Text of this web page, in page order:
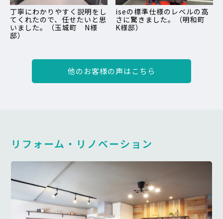
丁寧にわかりやすく説明をし
てくれたので、任せたいと思
いました。（玉城町 N様
邸）
iseの標準仕様のレベルの高
さに驚きました。（明和町
K様邸）
他のお客様の声はこちら
リフォーム・リノベーション